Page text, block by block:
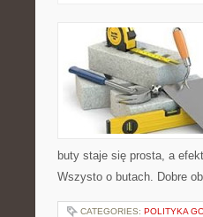
buty staje się prosta, a
Wszysto o butach. Dobre
CATEGORIES: POLITYKA